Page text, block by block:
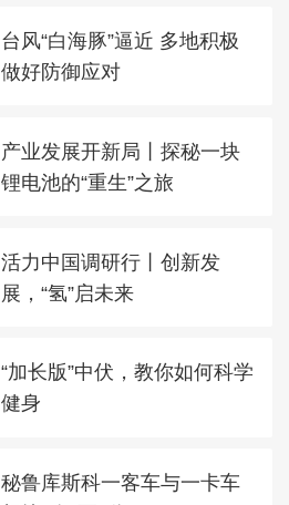
台风“白海豚”逼近 多地积极
做好防御应对
产业发展开新局丨探秘一块
锂电池的“重生”之旅
活力中国调研行丨创新发
展，“氢”启未来
“加长版”中伏，教你如何科学
健身
秘鲁库斯科一客车与一卡车